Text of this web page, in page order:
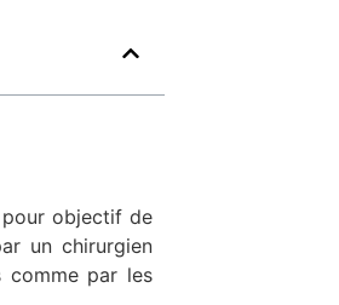
pour objectif de
un chirurgien
comme par les